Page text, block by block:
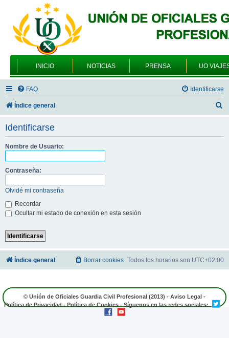
INICIO NOTICIAS PRENSA UO
FAQ Identificarse
Índice general
Identificarse
Nombre de Usuario:
Contraseña:
Olvidé mi contraseña
Recordar
Ocultar mi estado de conexión en esta sesión
Índice general Todos los horarios son UTC+02:00
Borrar cookies
© Unión de Oficiales Guardia Civil Profesional (2013) - Aviso Legal -
Política de Privacidad - Política de Cookies - Síguenos en las redes sociales: